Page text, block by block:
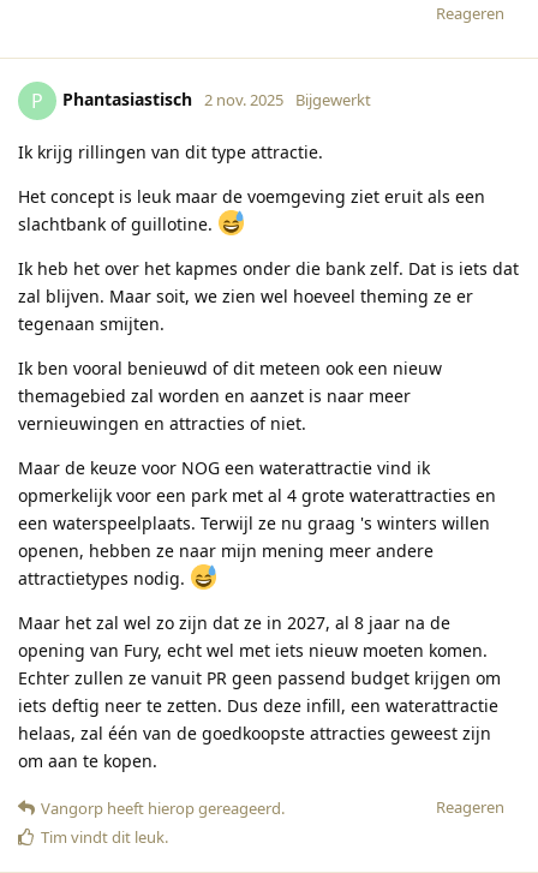
Reageren
P Phantasiastisch 2 nov. 2025 Bijgewerkt
Ik krijg rillingen van dit type attractie.
Het concept is leuk maar de voemgeving ziet eruit als een
slachtbank of guillotine.
Ik heb het over het kapmes onder die bank zelf. Dat is iets dat
zal blijven. Maar soit, we zien wel hoeveel theming ze er
tegenaan smijten.
Ik ben vooral benieuwd of dit meteen ook een nieuw
themagebied zal worden en aanzet is naar meer
vernieuwingen en attracties of niet.
Maar de keuze voor NOG een waterattractie vind ik
opmerkelijk voor een park met al 4 grote waterattracties en
een waterspeelplaats. Terwijl ze nu graag 's winters willen
openen, hebben ze naar mijn mening meer andere
attractietypes nodig.
Maar het zal wel zo zijn dat ze in 2027, al 8 jaar na de
opening van Fury, echt wel met iets nieuw moeten komen.
Echter zullen ze vanuit PR geen passend budget krijgen om
iets deftig neer te zetten. Dus deze infill, een waterattractie
helaas, zal één van de goedkoopste attracties geweest zijn
om aan te kopen.
Reageren
Vangorp heeft hierop gereageerd.
Tim vindt dit leuk.